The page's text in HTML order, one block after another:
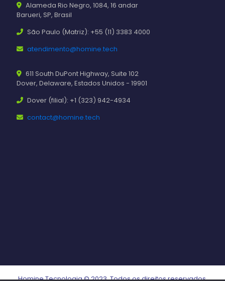
Alameda Rio Negro, 1084, 16 andar
Barueri, SP, Brasil
São Paulo (Matriz): +55 (11) 3383 4000
atendimento@homine.tech
611 South DuPont Highway, Suite 102
Dover, Delaware, Estados Unidos - 19901
Dover (filial): +1 (323) 942-4934
contact@homine.tech
Homine Tecnologia © 2023. Todos os direitos reservados.